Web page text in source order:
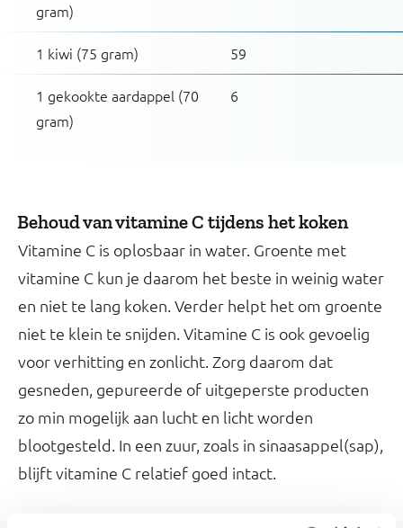
gram)
1 kiwi (75 gram) 59
1 gekookte aardappel (70
gram)
6
Behoud van vitamine C tijdens het koken
Vitamine C is oplosbaar in water. Groente met
vitamine C kun je daarom het beste in weinig water
en niet te lang koken. Verder helpt het om groente
niet te klein te snijden. Vitamine C is ook gevoelig
voor verhitting en zonlicht. Zorg daarom dat
gesneden, gepureerde of uitgeperste producten
zo min mogelijk aan lucht en licht worden
blootgesteld. In een zuur, zoals in sinaasappel(sap),
blijft vitamine C relatief goed intact.